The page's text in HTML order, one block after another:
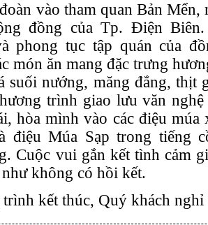
vào tham quan Bản Mển,
đồng của Tp. Điện
phong tục tập quán của
món ăn mang đặc trưng
suối nướng, măng đắng,
trình giao lưu văn
hòa mình vào các điệu múa
điệu Múa Sạp trong tiếng
Cuộc vui gắn kết tình cảm
không có hồi kết.
kết thúc, Quý khách nghỉ